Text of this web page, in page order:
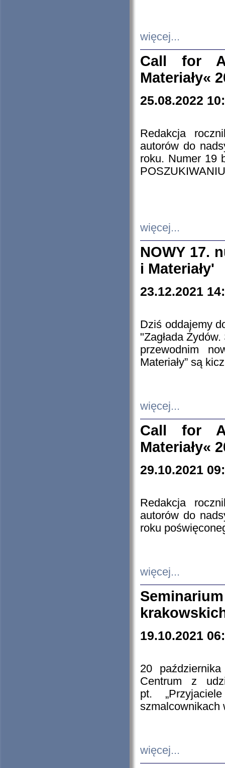
więcej...
Call for
Materiały«
25.08.2022
Redakcja
autorów do
roku. Numer 19
więcej...
NOWY 17.
i Materiały'
23.12.2021
Dziś oddajemy
"Zagłada
przewodnim
Materiały” są
więcej...
Call for
Materiały«
29.10.2021
Redakcja
autorów do
roku
więcej...
19.10.2021
20
Centrum z
pt.
szmalcownikach
więcej...